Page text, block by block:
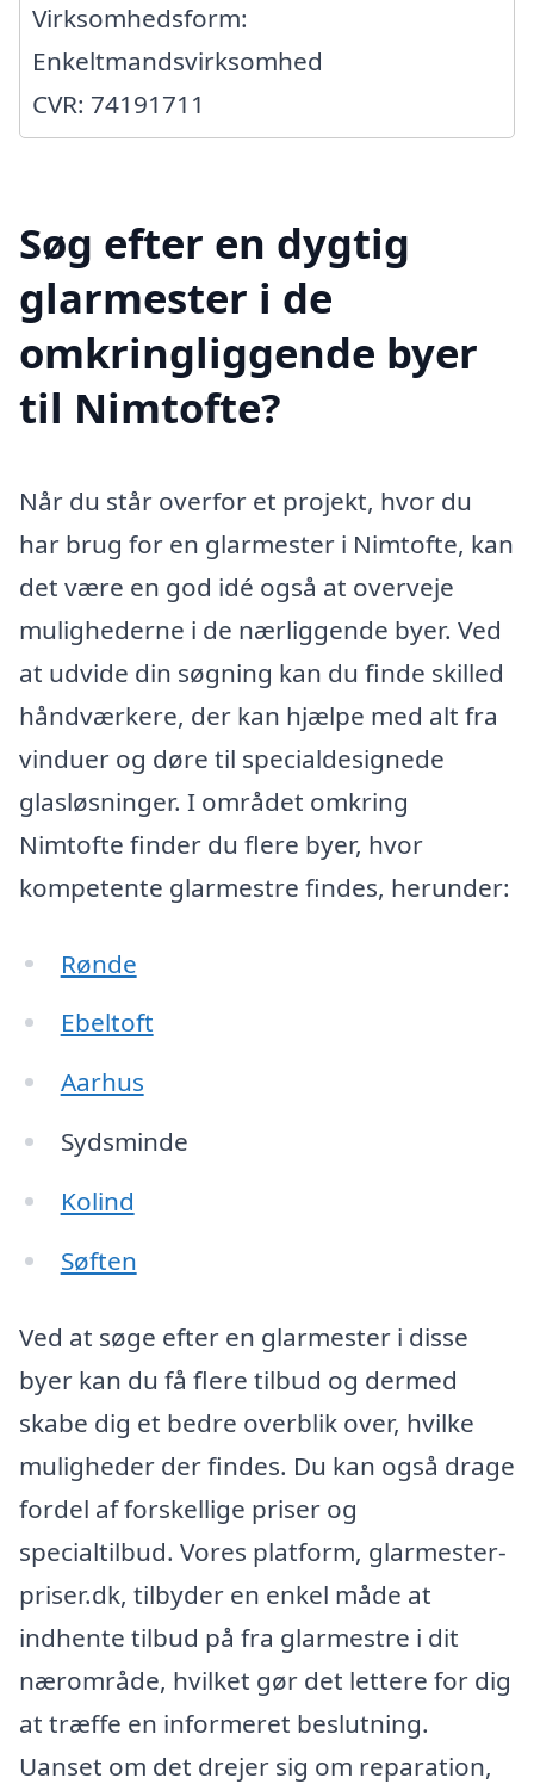
Virksomhedsform:
Enkeltmandsvirksomhed
CVR: 74191711
Søg efter en dygtig
glarmester i de
omkringliggende byer
til Nimtofte?
Når du står overfor et projekt, hvor du
har brug for en glarmester i Nimtofte, kan
det være en god idé også at overveje
mulighederne i de nærliggende byer. Ved
at udvide din søgning kan du finde skilled
håndværkere, der kan hjælpe med alt fra
vinduer og døre til specialdesignede
glasløsninger. I området omkring
Nimtofte finder du flere byer, hvor
kompetente glarmestre findes, herunder:
Rønde
Ebeltoft
Aarhus
Sydsminde
Kolind
Søften
Ved at søge efter en glarmester i disse
byer kan du få flere tilbud og dermed
skabe dig et bedre overblik over, hvilke
muligheder der findes. Du kan også drage
fordel af forskellige priser og
specialtilbud. Vores platform, glarmester-
priser.dk, tilbyder en enkel måde at
indhente tilbud på fra glarmestre i dit
nærområde, hvilket gør det lettere for dig
at træffe en informeret beslutning.
Uanset om det drejer sig om reparation,